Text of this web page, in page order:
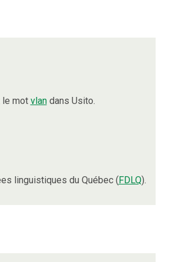
le mot vlandans Usito.
linguistiques du Québec (FDLQ).